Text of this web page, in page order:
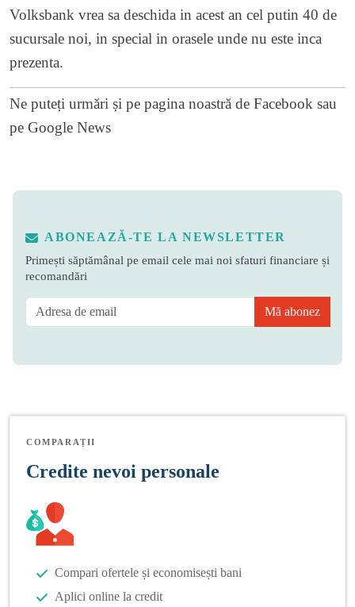
Volksbank vrea sa deschida in acest an cel putin 40 de
sucursale noi, in special in orasele unde nu este inca
prezenta.
Ne puteți urmări și pe pagina noastră de Facebook sau
pe Google News
ABONEAZĂ-TE LA NEWSLETTER
Primești săptămânal pe email cele mai noi sfaturi financiare și
recomandări
Mă abonez
COMPARAȚII
Credite nevoi personale
Compari ofertele și economisești bani
Aplici online la credit